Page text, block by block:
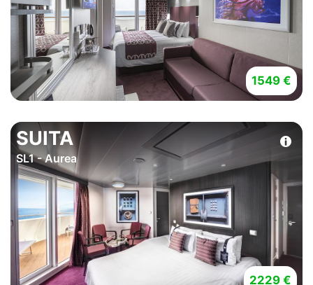
1549 €
SUITA
SL1 - Aurea
2229 €